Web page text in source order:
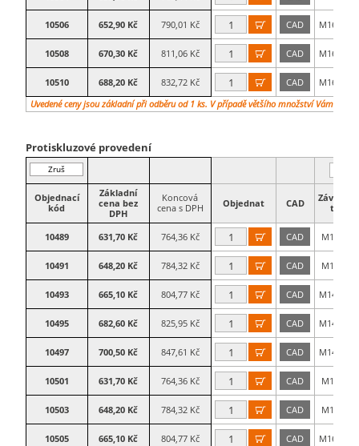
10506 652,90 Kč 790,01 Kč  CAD M16×125
10508 670,30 Kč 811,06 Kč  CAD M16×150
10510 688,20 Kč 832,72 Kč  CAD
M16×175
Uvedené ceny jsou základní při odběru od 1 ks. V případě většího množství Vám
Protiskluzové provedení
Zruš
filtr
Objednací
kód
Základní
cena bez
DPH
Koncová
cena s DPH
Objednat CAD
Závitová
tyč
10489 631,70 Kč 764,36 Kč  CAD M14×50
10491 648,20 Kč 784,32 Kč  CAD M14×75
10493 665,10 Kč 804,77 Kč  CAD M14×100
10495 682,60 Kč 825,95 Kč  CAD M14×125
10497 700,50 Kč 847,61 Kč  CAD M14×150
10501 631,70 Kč 764,36 Kč  CAD M16×50
10503 648,20 Kč 784,32 Kč  CAD M16×75
10505 665,10 Kč 804,77 Kč  CAD M16×100